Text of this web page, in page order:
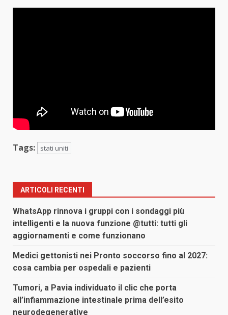
Tags: stati uniti
ARTICOLI RECENTI
WhatsApp rinnova i gruppi con i sondaggi più
intelligenti e la nuova funzione @tutti: tutti gli
aggiornamenti e come funzionano
Medici gettonisti nei Pronto soccorso fino al 2027:
cosa cambia per ospedali e pazienti
Tumori, a Pavia individuato il clic che porta
all’infiammazione intestinale prima dell’esito
neurodegenerative